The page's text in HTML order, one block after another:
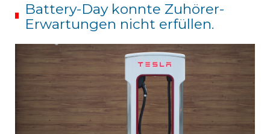
Battery-Day konnte Zuhörer-
Erwartungen nicht erfüllen.